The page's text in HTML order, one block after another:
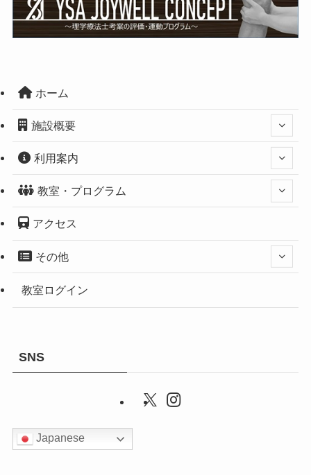
ホーム
施設概要
利用案内
教室・プログラム
アクセス
その他
教室ログイン
SNS
Japanese